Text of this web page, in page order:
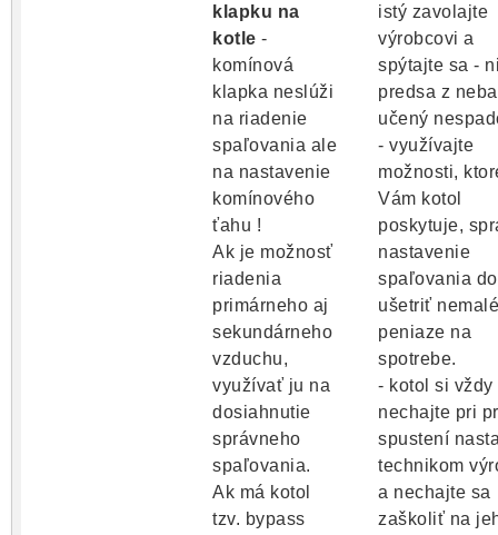
klapku na
kotle -
komínová
klapka neslúži
na riadenie
spaľovania ale
na nastavenie
komínového
ťahu !
Ak je možnosť
riadenia
primárneho aj
sekundárneho
vzduchu,
využívať ju na
dosiahnutie
správneho
spaľovania.
Ak má kotol
tzv. bypass
istý zavolajte
výrobcovi a
spýtajte sa -
predsa z neba
učený
- využívajte
možnosti,
Vám kotol
poskytuje,
nastavenie
spaľovania
ušetriť nemalé
peniaze na
spotrebe.
- kotol si vždy
nechajte pri
spustení
technikom
a nechajte sa
zaškoliť na